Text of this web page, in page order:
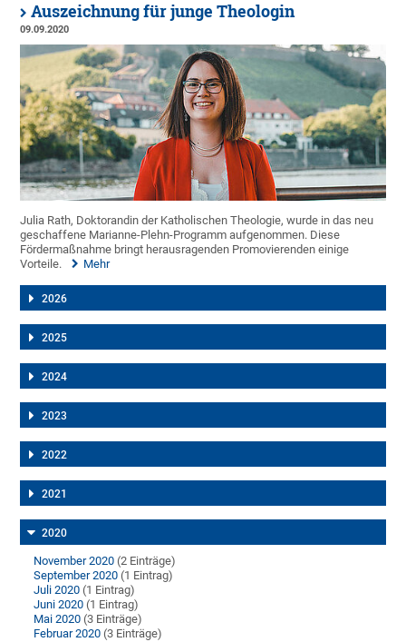
Auszeichnung für junge Theologin
09.09.2020
Julia Rath, Doktorandin der Katholischen Theologie, wurde in das neu
geschaffene Marianne-Plehn-Programm aufgenommen. Diese
Fördermaßnahme bringt herausragenden Promovierenden einige
Vorteile.
Mehr
2026
2025
2024
2023
2022
2021
2020
November 2020 (2 Einträge)
September 2020 (1 Eintrag)
Juli 2020 (1 Eintrag)
Juni 2020 (1 Eintrag)
Mai 2020 (3 Einträge)
Februar 2020 (3 Einträge)